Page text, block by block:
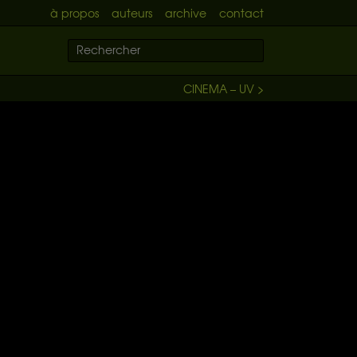
à propos auteurs archive contact
CINEMA – UV >